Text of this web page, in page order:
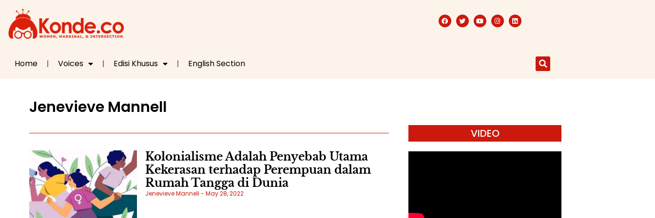
Home Voices Edisi Khusus English Section
Jenevieve Mannell
Kolonialisme Adalah Penyebab Utama
Kekerasan terhadap Perempuan dalam
Rumah Tangga di Dunia
Jenevieve Mannell May 28, 2022
VIDEO